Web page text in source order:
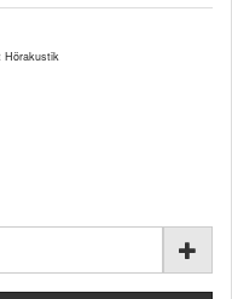
Hörakustik